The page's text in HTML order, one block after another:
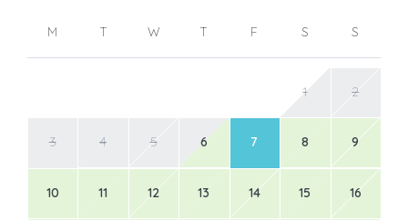
M T W T F S S
1 2
3 4 5 6 7 8 9
10 11 12 13 14 15 16